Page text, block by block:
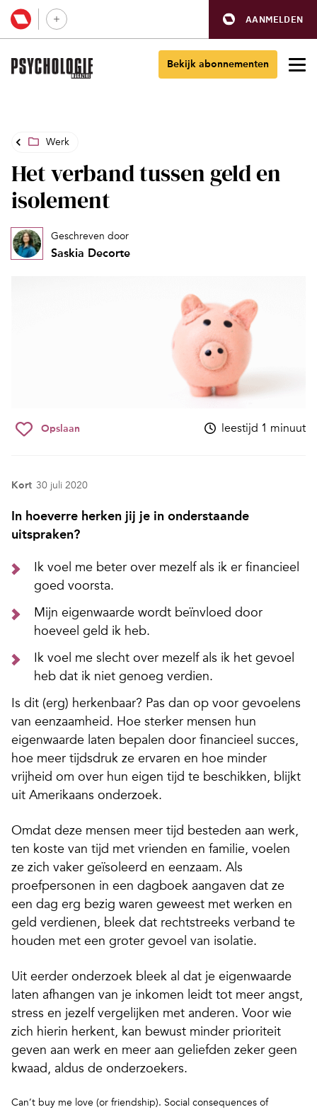
AANMELDEN
Bekijk abonnementen
Werk
Het verband tussen geld en
isolement
Geschreven door
Saskia Decorte
Opslaan leestijd 1 minuut
Kort 30 juli 2020
In hoeverre herken jij je in onderstaande
uitspraken?
Ik voel me beter over mezelf als ik er financieel
goed voorsta.
Mijn eigenwaarde wordt beïnvloed door
hoeveel geld ik heb.
Ik voel me slecht over mezelf als ik het gevoel
heb dat ik niet genoeg verdien.
Is dit (erg) herkenbaar? Pas dan op voor gevoelens
van eenzaamheid. Hoe sterker mensen hun
eigenwaarde laten bepalen door financieel succes,
hoe meer tijdsdruk ze ervaren en hoe minder
vrijheid om over hun eigen tijd te beschikken, blijkt
uit Amerikaans onderzoek.
Omdat deze mensen meer tijd besteden aan werk,
ten koste van tijd met vrienden en familie, voelen
ze zich vaker geïsoleerd en eenzaam. Als
proefpersonen in een dagboek aangaven dat ze
een dag erg bezig waren geweest met werken en
geld verdienen, bleek dat rechtstreeks verband te
houden met een groter gevoel van isolatie.
Uit eerder onderzoek bleek al dat je eigenwaarde
laten afhangen van je inkomen leidt tot meer angst,
stress en jezelf vergelijken met anderen. Voor wie
zich hierin herkent, kan bewust minder prioriteit
geven aan werk en meer aan geliefden zeker geen
kwaad, aldus de onderzoekers.
Can’t buy me love (or friendship). Social consequences of